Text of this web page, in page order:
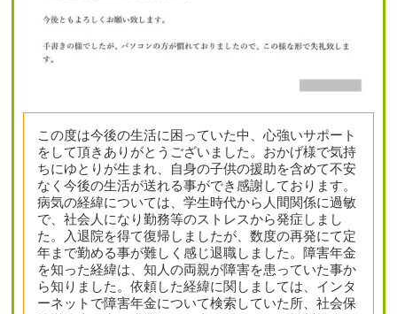
この度は今後の生活に困っていた中、心強いサポート
をして頂きありがとうございました。おかげ様で気持
ちにゆとりが生まれ、自身の子供の援助を含めて不安
なく今後の生活が送れる事ができ感謝しております。
病気の経緯については、学生時代から人間関係に過敏
で、社会人になり勤務等のストレスから発症しまし
た。入退院を得て復帰しましたが、数度の再発にて定
年まで勤める事が難しく感じ退職しました。障害年金
を知った経緯は、知人の両親が障害を患っていた事か
ら知りました。依頼した経緯に関しましては、インタ
ーネットで障害年金について検索していた所、社会保